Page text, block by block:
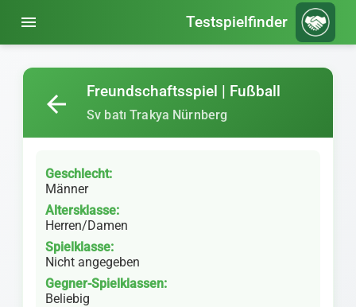
menu Testspielfinder
Freundschaftsspiel | Fußball
Sv batı Trakya Nürnberg
arrow_back
Geschlecht:
Männer
Altersklasse:
Herren/Damen
Spielklasse:
Nicht angegeben
Gegner-Spielklassen:
Beliebig